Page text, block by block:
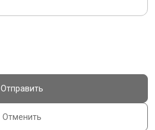
Отменить
Отправить